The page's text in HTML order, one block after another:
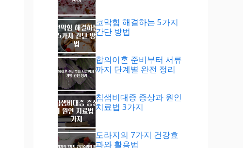
코막힘 해결하는 5가지
간단 방법
합의이혼 준비부터 서류
까지 단계별 완전 정리
침샘비대증 증상과 원인
치료법 3가지
도라지의 7가지 건강효
과와 활용법